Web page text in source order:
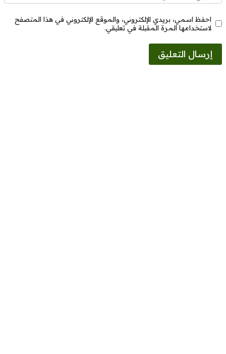
احفظ اسمي، بريدي الإلكتروني، والموقع الإلكتروني في هذا المتصفح
لاستخدامها المرة المقبلة في تعليقي.